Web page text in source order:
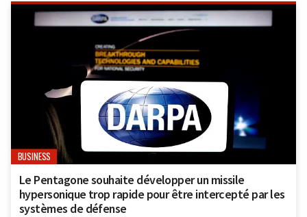
BUSINESS
Le Pentagone souhaite développer un missile
hypersonique trop rapide pour être intercepté par les
systèmes de défense